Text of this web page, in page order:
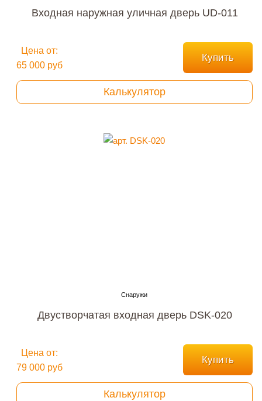
Входная наружная уличная дверь UD-011
Цена от:
65 000 руб
Купить
Калькулятор
Двустворчатая входная дверь DSK-020
Цена от:
79 000 руб
Купить
Калькулятор